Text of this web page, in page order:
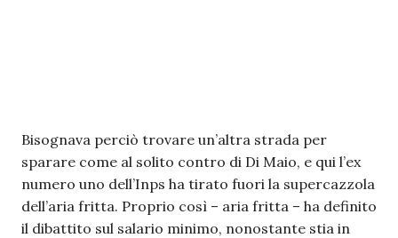
Bisognava perciò trovare un’altra strada per
sparare come al solito contro di Di Maio, e qui l’ex
numero uno dell’Inps ha tirato fuori la supercazzola
dell’aria fritta. Proprio così – aria fritta – ha definito
il dibattito sul salario minimo, nonostante stia in